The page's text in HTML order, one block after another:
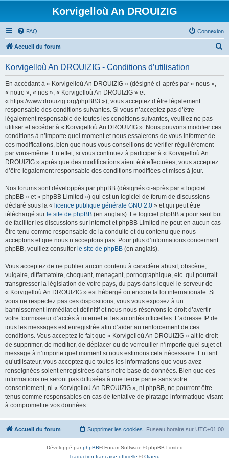
Korvigelloù An DROUIZIG
FAQ Connexion
Accueil du forum
Korvigelloù An DROUIZIG - Conditions d’utilisation
En accédant à « Korvigelloù An DROUIZIG » (désigné ci-après par « nous »,
« notre », « nos », « Korvigelloù An DROUIZIG » et
« https://www.drouizig.org/phpBB3 »), vous acceptez d’être légalement
responsable des conditions suivantes. Si vous n’acceptez pas d’être
légalement responsable de toutes les conditions suivantes, veuillez ne pas
utiliser et accéder à « Korvigelloù An DROUIZIG ». Nous pouvons modifier ces
conditions à n’importe quel moment et nous essaierons de vous informer de
ces modifications, bien que nous vous conseillons de vérifier régulièrement
par vous-même. En effet, si vous continuez à participer à « Korvigelloù An
DROUIZIG » après que des modifications aient été effectuées, vous acceptez
d’être légalement responsable des conditions modifiées et mises à jour.
Nos forums sont développés par phpBB (désignés ci-après par « logiciel
phpBB » et « phpBB Limited ») qui est un logiciel de forum de discussions
déclaré sous la « licence publique générale GNU 2.0 » et qui peut être
téléchargé sur le site de phpBB (en anglais). Le logiciel phpBB a pour seul but
de faciliter les discussions sur internet et phpBB Limited ne peut en aucun cas
être tenu comme responsable de la conduite et du contenu que nous
acceptons et que nous n’acceptons pas. Pour plus d’informations concernant
phpBB, veuillez consulter le site de phpBB (en anglais).
Vous acceptez de ne publier aucun contenu à caractère abusif, obscène,
vulgaire, diffamatoire, choquant, menaçant, pornographique, etc. qui pourrait
transgresser la législation de votre pays, du pays dans lequel le serveur de
« Korvigelloù An DROUIZIG » est hébergé ou encore la loi internationale. Si
vous ne respectez pas ces dispositions, vous vous exposez à un
bannissement immédiat et définitif et nous nous réservons le droit d’avertir
votre fournisseur d’accès à internet et les autorités officielles. L’adresse IP de
tous les messages est enregistrée afin d’aider au renforcement de ces
conditions. Vous acceptez le fait que « Korvigelloù An DROUIZIG » ait le droit
de supprimer, de modifier, de déplacer ou de verrouiller n’importe quel sujet et
message à n’importe quel moment si nous estimons cela nécessaire. En tant
qu’utilisateur, vous acceptez que toutes les informations que vous avez
renseignées soient enregistrées dans notre base de données. Bien que ces
informations ne seront pas diffusées à une tierce partie sans votre
consentement, ni « Korvigelloù An DROUIZIG », ni phpBB, ne pourront être
tenus comme responsables en cas de tentative de piratage informatique visant
à compromettre vos données.
Accueil du forum Fuseau horaire sur UTC+01:00
Supprimer les cookies
Développé parphpBB® Forum Software © phpBB Limited
Traduction française officielle ©Qiaeru